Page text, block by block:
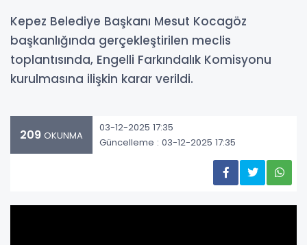
Kepez Belediye Başkanı Mesut Kocagöz
başkanlığında gerçekleştirilen meclis
toplantısında, Engelli Farkındalık Komisyonu
kurulmasına ilişkin karar verildi.
209 OKUNMA
03-12-2025 17:35
Güncelleme : 03-12-2025 17:35